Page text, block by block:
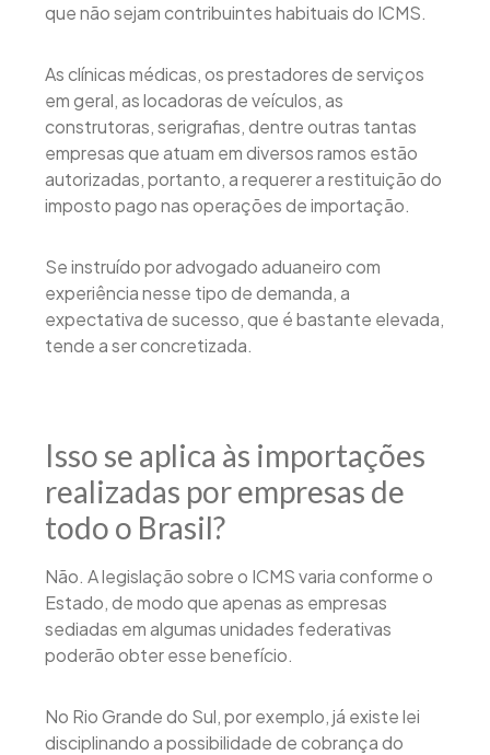
que não sejam contribuintes habituais do ICMS.
As clínicas médicas, os prestadores de serviços
em geral, as locadoras de veículos, as
construtoras, serigrafias, dentre outras tantas
empresas que atuam em diversos ramos estão
autorizadas, portanto, a requerer a restituição do
imposto pago nas operações de importação.
Se instruído por advogado aduaneiro com
experiência nesse tipo de demanda, a
expectativa de sucesso, que é bastante elevada,
tende a ser concretizada.
Isso se aplica às importações
realizadas por empresas de
todo o Brasil?
Não. A legislação sobre o ICMS varia conforme o
Estado, de modo que apenas as empresas
sediadas em algumas unidades federativas
poderão obter esse benefício.
No Rio Grande do Sul, por exemplo, já existe lei
disciplinando a possibilidade de cobrança do